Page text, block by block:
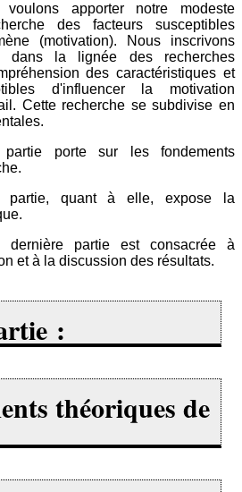
apporter notre modeste
des facteurs susceptibles
(motivation). Nous inscrivons
dans la lignée des recherches
des caractéristiques et
d'influencer la motivation
Cette recherche se subdivise en
porte sur les fondements
partie, quant à elle, expose la
partie est consacrée à
et à la discussion des résultats.
:
théoriques de